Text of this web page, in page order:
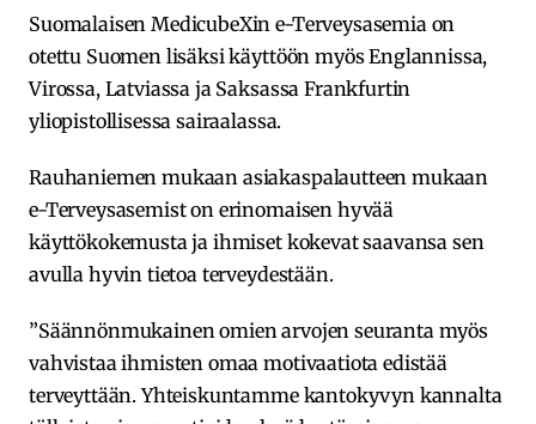
Suomalaisen MedicubeXin e-Terveysasemia on
otettu Suomen lisäksi käyttöön myös Englannissa,
Virossa, Latviassa ja Saksassa Frankfurtin
yliopistollisessa sairaalassa.
Rauhaniemen mukaan asiakaspalautteen mukaan
e-Terveysasemist on erinomaisen hyvää
käyttökokemusta ja ihmiset kokevat saavansa sen
avulla hyvin tietoa terveydestään.
”Säännönmukainen omien arvojen seuranta myös
vahvistaa ihmisten omaa motivaatiota edistää
terveyttään. Yhteiskuntamme kantokyvyn kannalta